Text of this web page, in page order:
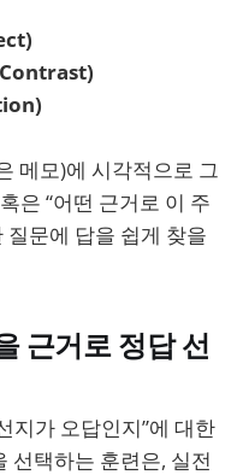
메모)에 시각적으로 그
은 “어떤 근거로 이 주
질문에 답을 쉽게 찾을
근거로 정답 선
지가 오답인지”에 대한
선택하는 훈련은, 실전